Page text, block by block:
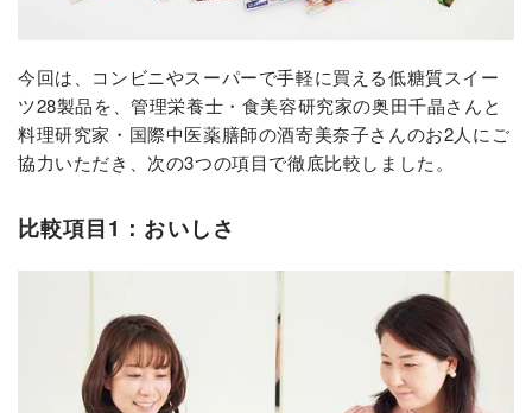
今回は、コンビニやスーパーで手軽に買える低糖質スイー
ツ28製品を、管理栄養士・食美容研究家の奥田千晶さんと
料理研究家・国際中医薬膳師の酒寄美奈子さんのお2人にご
協力いただき、次の3つの項目で徹底比較しました。
比較項目1：おいしさ